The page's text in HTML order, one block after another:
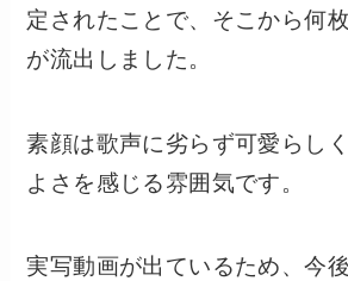
定されたことで、そこから何
が流出しました。
素顔は歌声に劣らず可愛らし
よさを感じる雰囲気です。
実写動画が出ているため、今